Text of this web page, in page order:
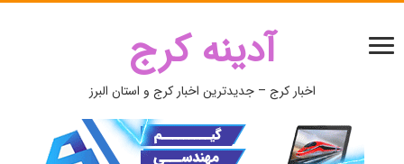
آدینه کرج
اخبار کرج – جدیدترین اخبار کرج و استان البرز